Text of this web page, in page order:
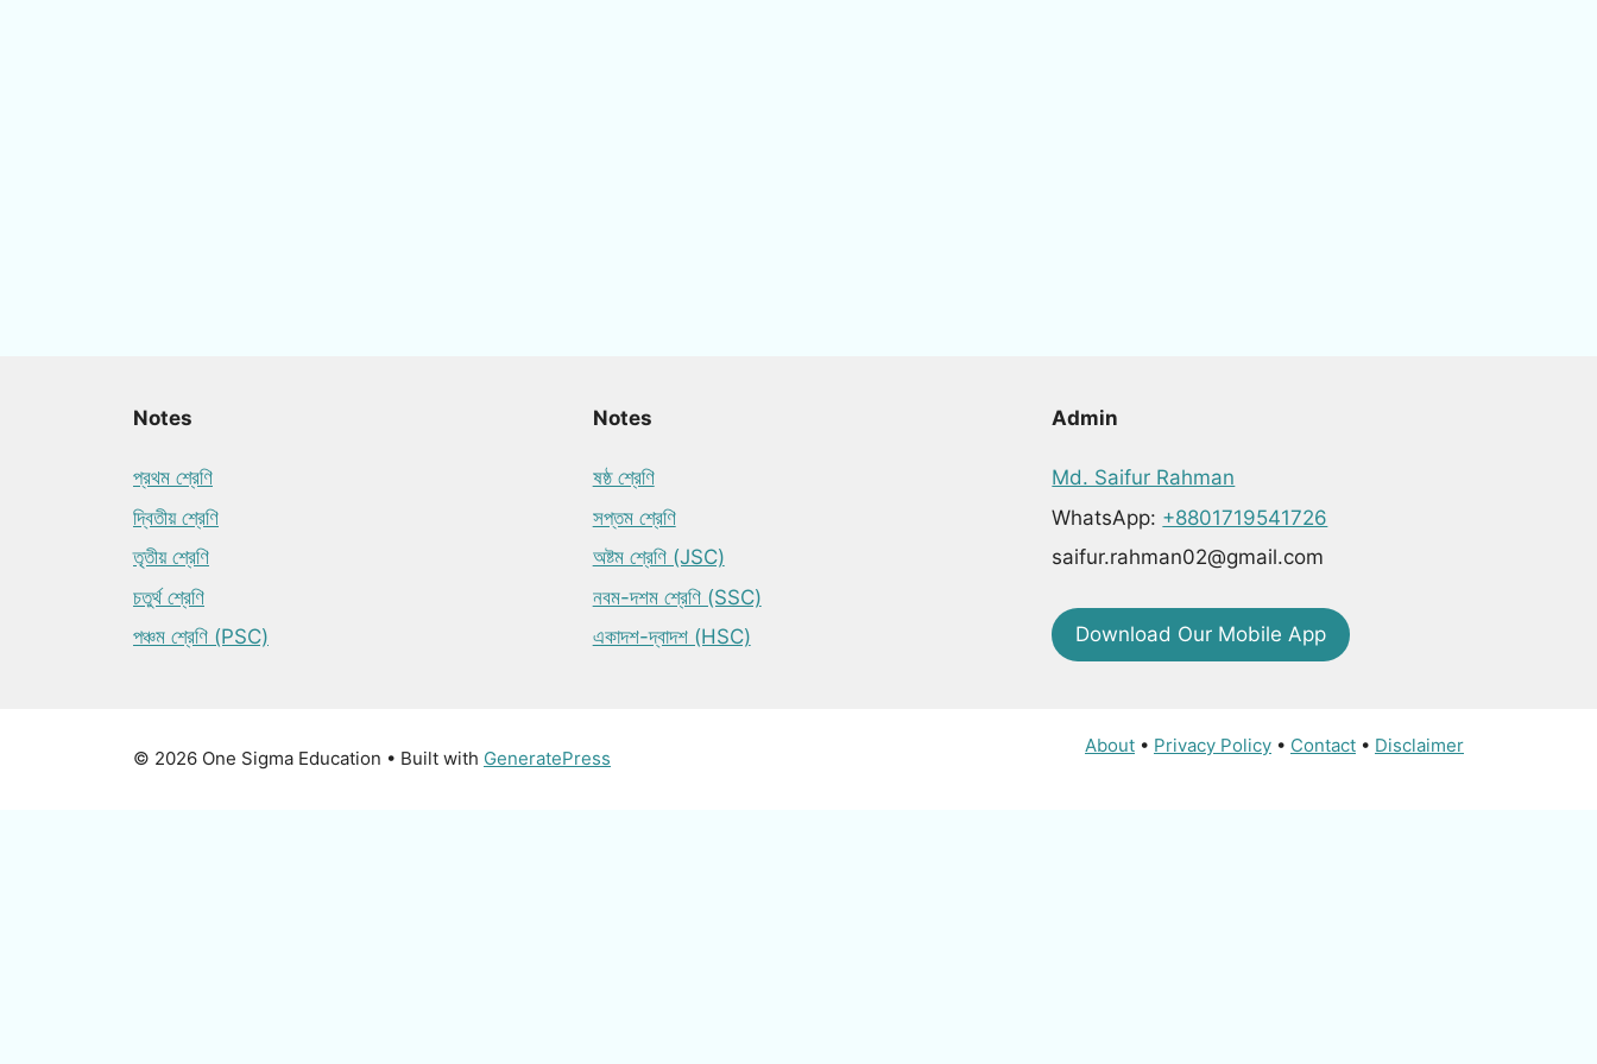
Notes
প্রথম শ্রেণি
দ্বিতীয় শ্রেণি
তৃতীয় শ্রেণি
চতুর্থ শ্রেণি
পঞ্চম শ্রেণি (PSC)
Notes
ষষ্ঠ শ্রেণি
সপ্তম শ্রেণি
অষ্টম শ্রেণি (JSC)
নবম-দশম শ্রেণি (SSC)
একাদশ-দ্বাদশ (HSC)
Admin
Md. Saifur Rahman
WhatsApp: +8801719541726
saifur.rahman02@gmail.com
Download Our Mobile App
About • Privacy Policy • Contact • Disclaimer
© 2026 One Sigma Education • Built with GeneratePress